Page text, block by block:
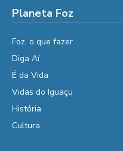
Planeta Foz
Foz, o que fazer
Diga Aí
É da Vida
Vidas do Iguaçu
História
Cultura